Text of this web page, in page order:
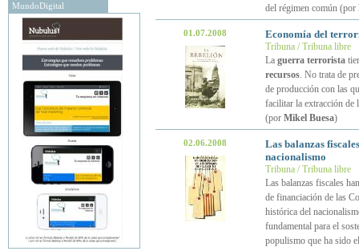
MundoDigital
del régimen común (por
01.07.2008 Economía del
Tribuna / Tribuna libre
La guerra terrorista
recursos. No trata de
de producción con las
facilitar la extracción de
(por Mikel Buesa)
02.06.2008
Las balanzas
nacionalismo
Tribuna / Tribuna libre
Las balanzas fiscales
de financiación de las
histórica del
fundamental para el
populismo que ha sido